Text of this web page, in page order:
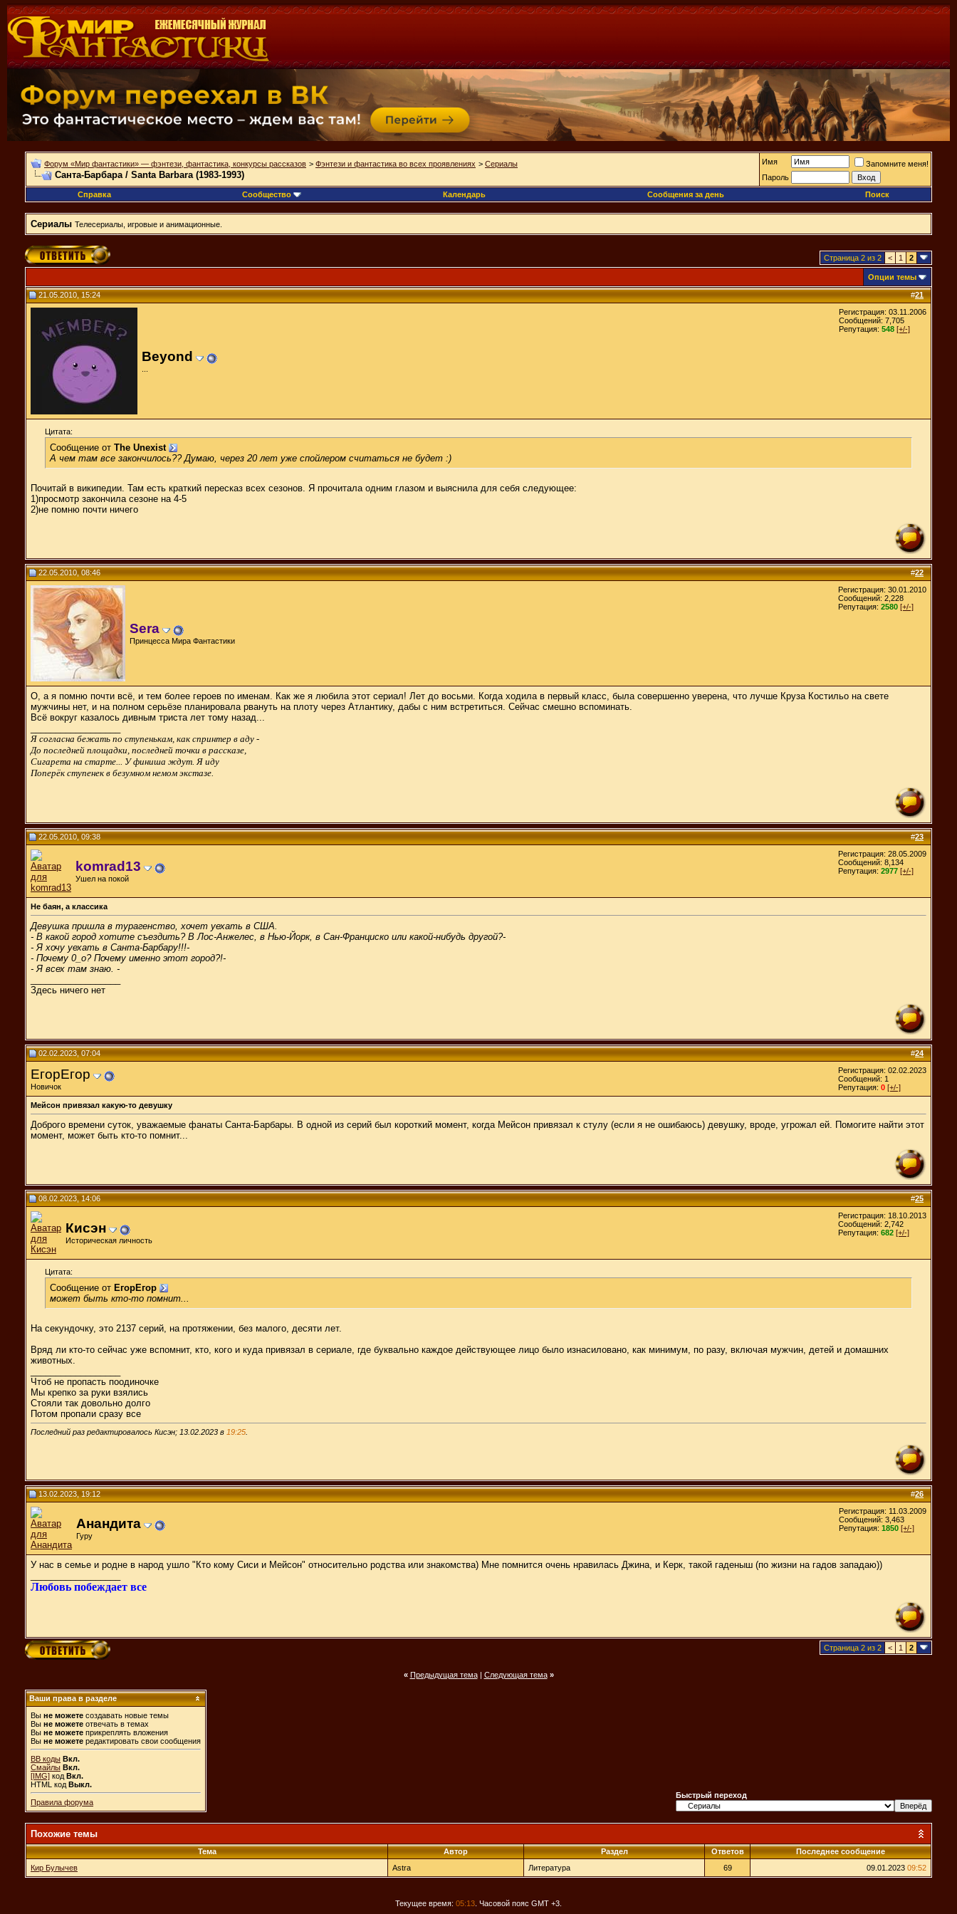
Форум «Мир фантастики» — фэнтези, фантастика, конкурсы рассказов > Фэнтези и фантастика во всех проявлениях > Сериалы
Санта-Барбара / Santa Barbara (1983-1993)
Имя
Запомните меня!
Пароль
Справка
Сообщество Календарь Сообщения за день Поиск
Сериалы Телесериалы, игровые и анимационные.
Страница 2 из 2 < 1 2
Опции темы
#21
21.05.2010, 15:24
Beyond
Регистрация: 03.11.2006
Сообщений: 7,705
Репутация: 548 [+/-]
Цитата:
Сообщение от The Unexist
А чем там все закончилось?? Думаю, через 20 лет уже спойлером считаться не будет :)
Почитай в википедии. Там есть краткий пересказ всех сезонов. Я прочитала одним глазом и выяснила для себя следующее:
1)просмотр закончила сезоне на 4-5
2)не помню почти ничего
#22
22.05.2010, 08:46
Sera
Принцесса Мира Фантастики
Регистрация: 30.01.2010
Сообщений: 2,228
Репутация: 2580 [+/-]
О, а я помню почти всё, и тем более героев по именам. Как же я любила этот сериал! Лет до восьми. Когда ходила в первый класс, была совершенно уверена, что лучше Круза Костильо на свете
мужчины нет, и на полном серьёзе планировала рвануть на плоту через Атлантику, дабы с ним встретиться. Сейчас смешно вспоминать.
Всё вокруг казалось дивным триста лет тому назад...
Я согласна бежать по ступенькам, как спринтер в аду -
До последней площадки, последней точки в рассказе,
Сигарета на старте... У финиша ждут. Я иду
Поперёк ступенек в безумном немом экстазе.
#23
22.05.2010, 09:38
komrad13
Ушел на покой
Регистрация: 28.05.2009
Сообщений: 8,134
Репутация: 2977 [+/-]
Не баян, а классика
Девушка пришла в турагенство, хочет уехать в США.
- В какой город хотите съездить? В Лос-Анжелес, в Нью-Йорк, в Сан-Франциско или какой-нибудь другой?-
- Я хочу уехать в Санта-Барбару!!!-
- Почему 0_о? Почему именно этот город?!-
- Я всех там знаю. -
Здесь ничего нет
#24
02.02.2023, 07:04
ЕгорЕгор
Новичок
Регистрация: 02.02.2023
Сообщений: 1
Репутация: 0 [+/-]
Мейсон привязал какую-то девушку
Доброго времени суток, уважаемые фанаты Санта-Барбары. В одной из серий был короткий момент, когда Мейсон привязал к стулу (если я не ошибаюсь) девушку, вроде, угрожал ей. Помогите найти этот
момент, может быть кто-то помнит...
#25
08.02.2023, 14:06
Кисэн
Историческая личность
Регистрация: 18.10.2013
Сообщений: 2,742
Репутация: 682 [+/-]
Цитата:
Сообщение от ЕгорЕгор
может быть кто-то помнит...
На секундочку, это 2137 серий, на протяжении, без малого, десяти лет.
Вряд ли кто-то сейчас уже вспомнит, кто, кого и куда привязал в сериале, где буквально каждое действующее лицо было изнасиловано, как минимум, по разу, включая мужчин, детей и домашних
животных.
Чтоб не пропасть поодиночке
Мы крепко за руки взялись
Стояли так довольно долго
Потом пропали сразу все
Последний раз редактировалось Кисэн; 13.02.2023 в 19:25
#26
13.02.2023, 19:12
Анандита
Гуру
Регистрация: 11.03.2009
Сообщений: 3,463
Репутация: 1850 [+/-]
У нас в семье и родне в народ ушло "Кто кому Сиси и Мейсон" относительно родства или знакомства) Мне помнится очень нравилась Джина, и Керк, такой гаденыш (по жизни на гадов западаю))
Любовь побеждает все
Страница 2 из 2 < 1 2
« Предыдущая тема| Следующая тема »
Ваши права в разделе
Вы не можете создавать новые темы
Вы не можете отвечать в темах
Вы не можете прикреплять вложения
Вы не можете редактировать свои сообщения
BB коды Вкл.
Смайлы Вкл.
[IMG] код Вкл.
HTML код Выкл.
Правила форума
Быстрый переход
Похожие темы
Тема Автор Раздел Ответов
Последнее сообщение
Кир Булычев
Astra Литература 69 09.01.2023 09:52
Текущее время: 05:13 . Часовой пояс GMT +3.